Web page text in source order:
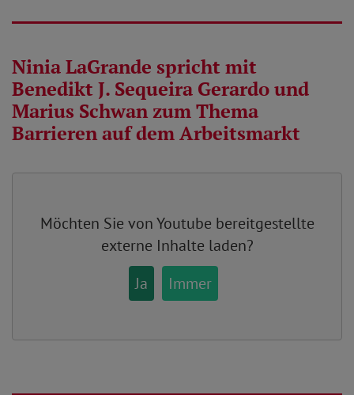
Ninia LaGrande spricht mit
Benedikt J. Sequeira Gerardo und
Marius Schwan zum Thema
Barrieren auf dem Arbeitsmarkt
Möchten Sie vonYoutube bereitgestellte
externe Inhalte laden?
Ja
Immer